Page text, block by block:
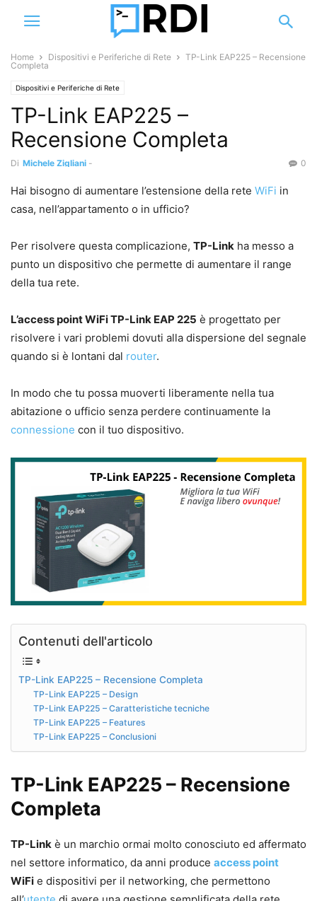
Home Dispositivi e Periferiche di Rete
TP-Link EAP225 – Recensione
Completa
Dispositivi e Periferiche di Rete
TP-Link EAP225 –
Recensione Completa
Di Michele Zigliani - 0
Hai bisogno di aumentare l’estensione della rete WiFi in
casa, nell’appartamento o in ufficio?
Per risolvere questa complicazione, TP-Link ha messo a
punto un dispositivo che permette di aumentare il range
della tua rete.
L’access point WiFi TP-Link EAP 225 è progettato per
risolvere i vari problemi dovuti alla dispersione del segnale
quando si è lontani dal router.
In modo che tu possa muoverti liberamente nella tua
abitazione o ufficio senza perdere continuamente la
connessione con il tuo dispositivo.
Contenuti dell'articolo
TP-Link EAP225 – Recensione Completa
TP-Link EAP225 – Design
TP-Link EAP225 – Caratteristiche tecniche
TP-Link EAP225 – Features
TP-Link EAP225 – Conclusioni
TP-Link EAP225 – Recensione
Completa
TP-Link è un marchio ormai molto conosciuto ed affermato
nel settore informatico, da anni produce access point
WiFi e dispositivi per il networking, che permettono